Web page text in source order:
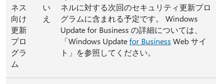
ネス
向け
更新
プロ
グラ
ム
い
え
ネルに対する次回のセキュリティ更新プロ
グラムに含まれる予定です。 Windows
Update for Business の詳細については、
「Windows Updatefor Business Web サイ
ト」を参照してください。